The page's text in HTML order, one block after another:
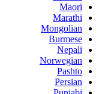
Maori
Marathi
Mongolian
Burmese
Nepali
Norwegian
Pashto
Persian